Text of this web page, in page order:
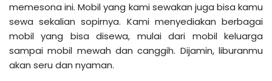
memesona ini. Mobil yang kami sewakan juga bisa kamu
sewa sekalian sopirnya. Kami menyediakan berbagai
mobil yang bisa disewa, mulai dari mobil keluarga
sampai mobil mewah dan canggih. Dijamin, liburanmu
akan seru dan nyaman.